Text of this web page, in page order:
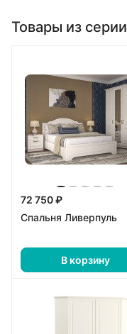
Товары из серии
72 750 ₽
Спальня Ливерпуль
В корзину